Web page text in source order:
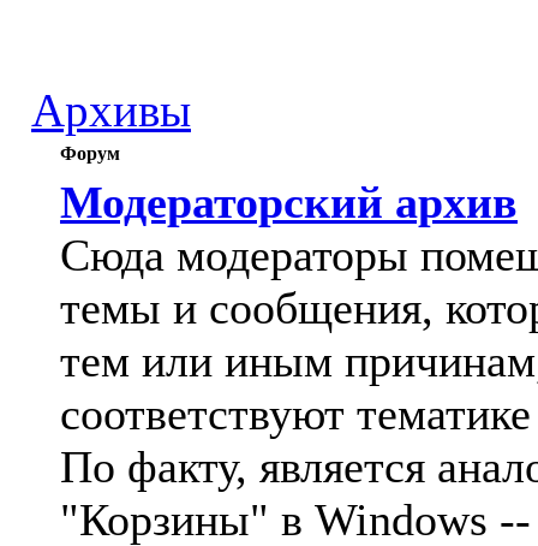
Архивы
Форум
Модераторский архив
Сюда модераторы
темы и сообщения,
тем или иным
соответствуют
По факту, является
"Корзины" в Windows --